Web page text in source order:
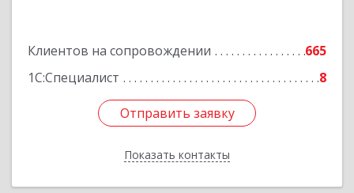
Клиентов на сопровождении
665
1С:Специалист
8
Отправить заявку
Показать контакты
Отправить заявку
Назад